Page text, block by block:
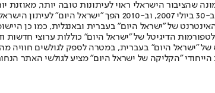
שהציבור הישראלי ראוי לעיתונות טובה יותר, מאוזנת
תשלום. המהדורה המודפסת הראשונה פורסמה ב-30
הדיגיטל של "ישראל היום" כוללות ערוצי חדשות
החדש של "ישראל היום" בעברית, במטרה לספק לגולשים
"הקליקה של ישראל היום" מציע לגולשי האתר